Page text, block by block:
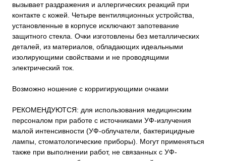
вызывает раздражения и аллергических реакций при
контакте с кожей. Четыре вентиляционных устройства,
установленные в корпусе исключают запотевание
защитного стекла. Очки изготовлены без металлических
деталей, из материалов, обладающих идеальными
изолирующими свойствами и не проводящими
электрический ток.
Возможно ношение с корригирующими очками
РЕКОМЕНДУЮТСЯ: для использования медицинским
персоналом при работе с источниками УФ-излучения
малой интенсивности (УФ-облучатели, бактерицидные
лампы, стоматологические приборы). Могут применяться
также при выполнении работ, не связанных с УФ-